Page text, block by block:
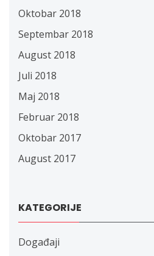
Oktobar 2018
Septembar 2018
August 2018
Juli 2018
Maj 2018
Februar 2018
Oktobar 2017
August 2017
KATEGORIJE
Događaji